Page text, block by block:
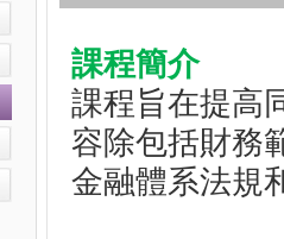
課程簡介
課程旨在提高
容除包括財務
金融體系法規